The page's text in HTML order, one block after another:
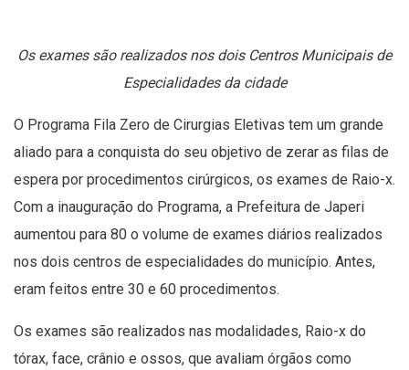
Os exames são realizados nos dois Centros Municipais de
Especialidades da cidade
O Programa Fila Zero de Cirurgias Eletivas tem um grande
aliado para a conquista do seu objetivo de zerar as filas de
espera por procedimentos cirúrgicos, os exames de Raio-x.
Com a inauguração do Programa, a Prefeitura de Japeri
aumentou para 80 o volume de exames diários realizados
nos dois centros de especialidades do município. Antes,
eram feitos entre 30 e 60 procedimentos.
Os exames são realizados nas modalidades, Raio-x do
tórax, face, crânio e ossos, que avaliam órgãos como